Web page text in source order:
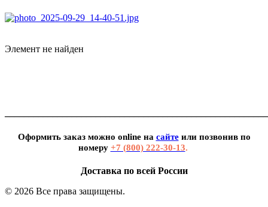
Элемент не найден
Оформить заказ можно online на сайте или позвонив по
номеру +7 (800) 222-30-13.
Доставка по всей России
© 2026 Все права защищены.